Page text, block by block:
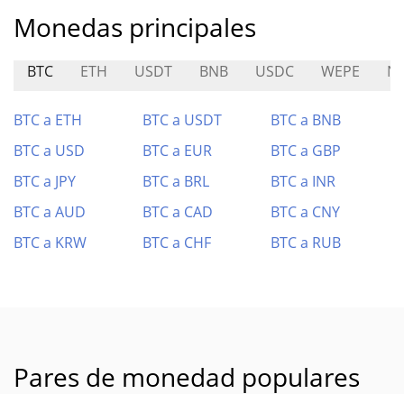
Monedas principales
BTC ETH USDT BNB USDC WEPE
BTC a ETH BTC a USDT
BTC a BNB
BTC a USD
BTC a EUR
BTC a GBP
BTC a JPY
BTC a BRL
BTC a INR
BTC a AUD
BTC a CAD
BTC a CNY
BTC a KRW
BTC a CHF BTC a RUB
Pares de monedad populares